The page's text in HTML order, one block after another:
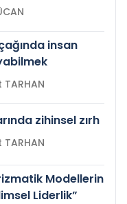
insan
Prof.Dr. Nevzat TARHAN
zihinsel zırh
Prof.Dr. Nevzat TARHAN
Modellerin
Liderlik”